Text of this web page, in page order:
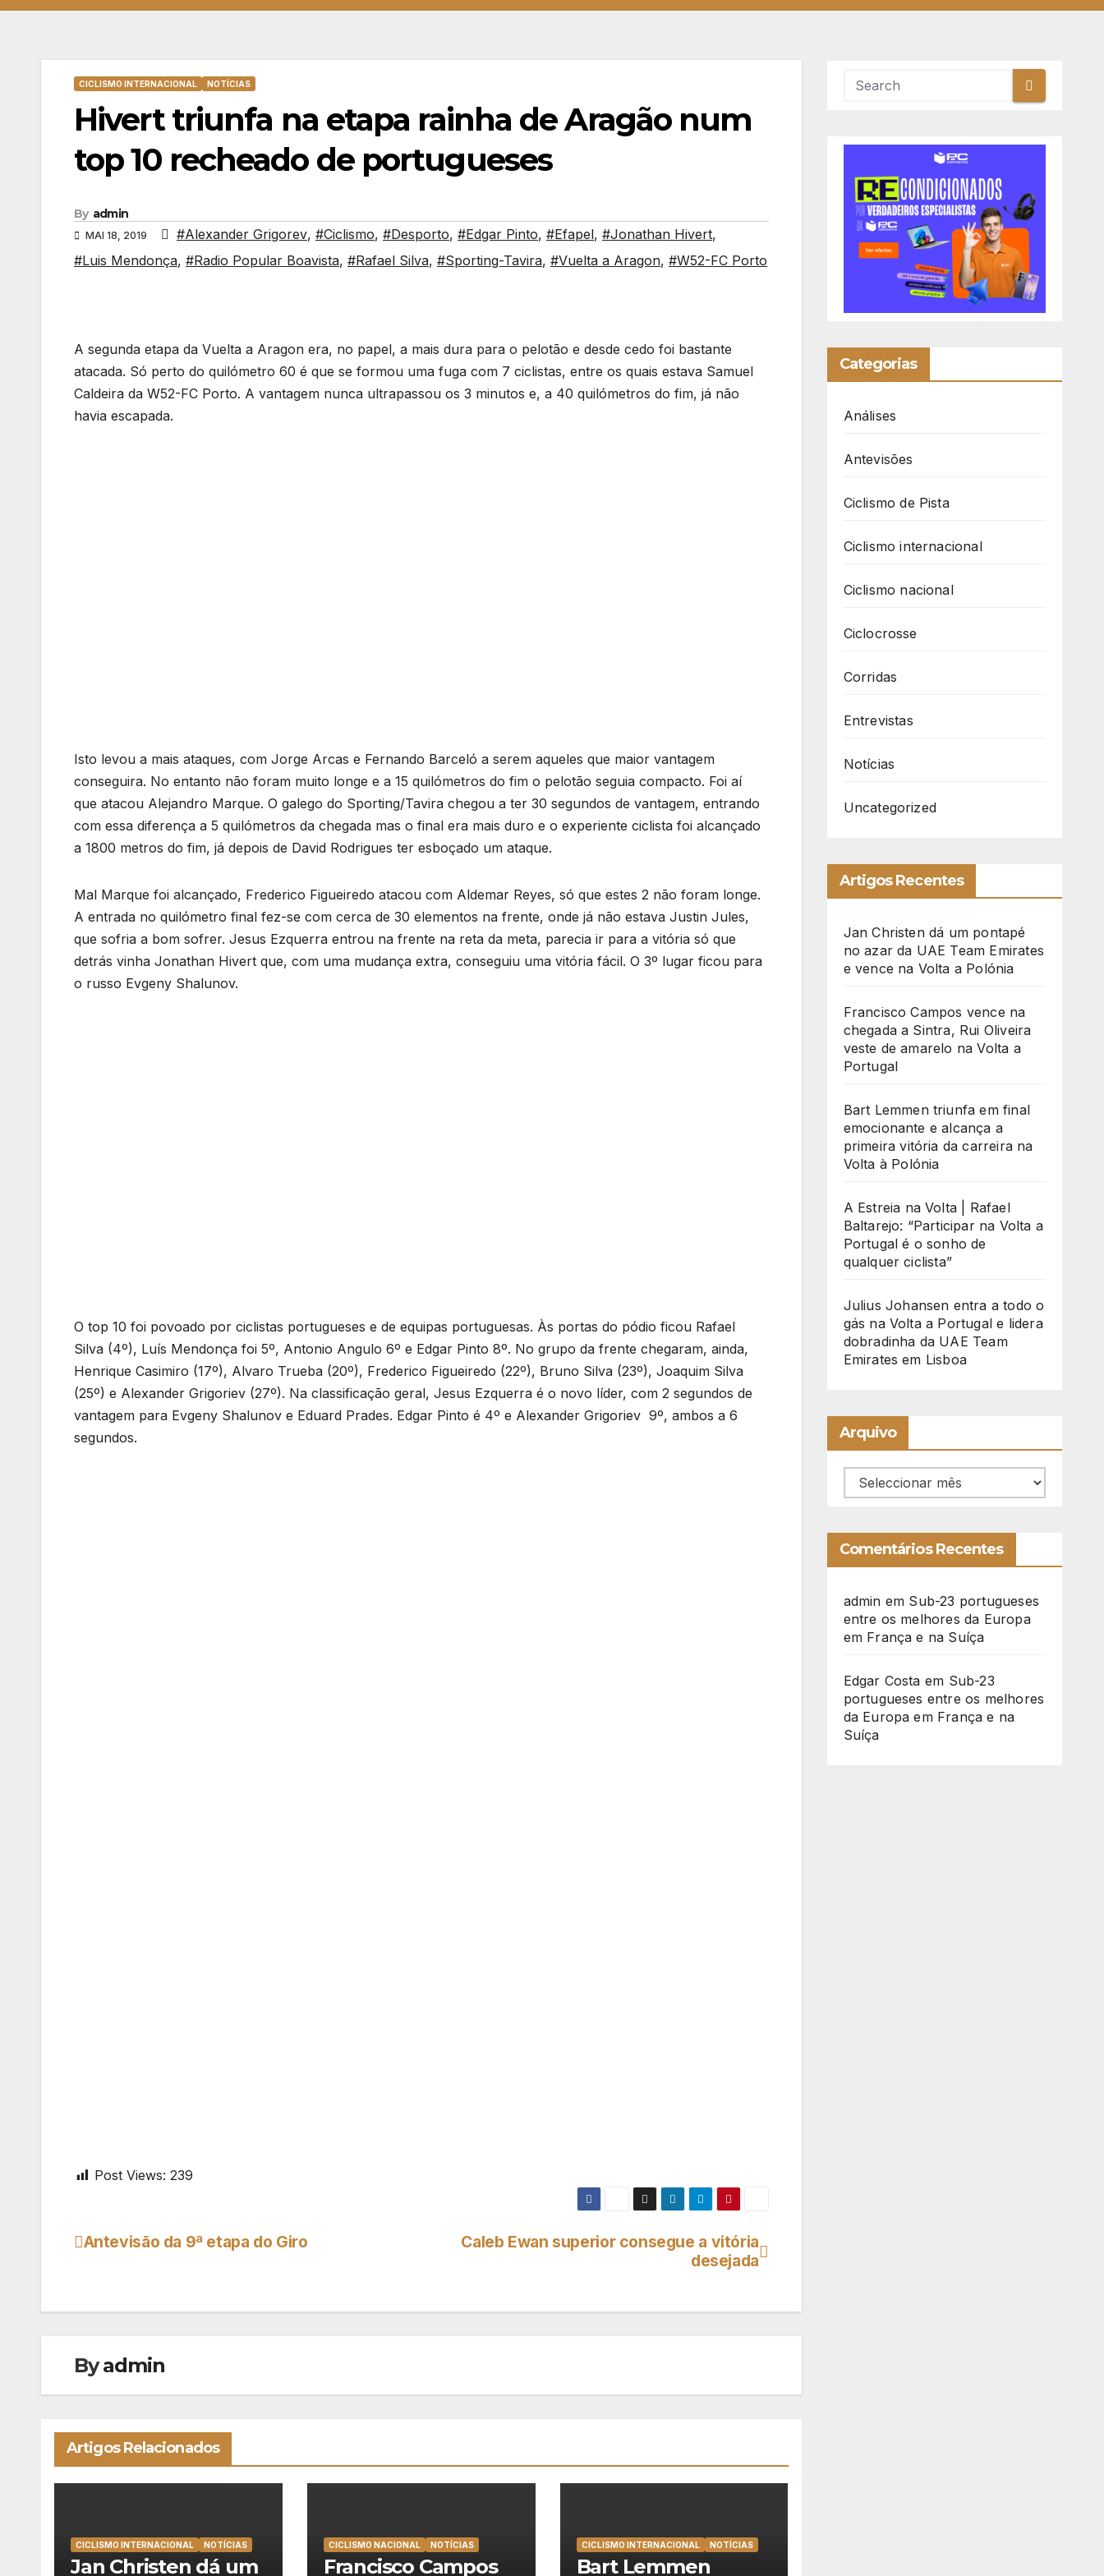
CICLISMO INTERNACIONAL NOTÍCIAS
Hivert triunfa na etapa rainha de Aragão num
top 10 recheado de portugueses
By admin
MAI 18, 2019 #Alexander Grigorev, #Ciclismo, #Desporto, #Edgar Pinto, #Efapel, #Jonathan Hivert,
#Luis Mendonça, #Radio Popular Boavista, #Rafael Silva, #Sporting-Tavira, #Vuelta a Aragon, #W52-FC Porto
A segunda etapa da Vuelta a Aragon era, no papel, a mais dura para o pelotão e desde cedo foi bastante
atacada. Só perto do quilómetro 60 é que se formou uma fuga com 7 ciclistas, entre os quais estava Samuel
Caldeira da W52-FC Porto. A vantagem nunca ultrapassou os 3 minutos e, a 40 quilómetros do fim, já não
havia escapada.
Isto levou a mais ataques, com Jorge Arcas e Fernando Barceló a serem aqueles que maior vantagem
conseguira. No entanto não foram muito longe e a 15 quilómetros do fim o pelotão seguia compacto. Foi aí
que atacou Alejandro Marque. O galego do Sporting/Tavira chegou a ter 30 segundos de vantagem, entrando
com essa diferença a 5 quilómetros da chegada mas o final era mais duro e o experiente ciclista foi alcançado
a 1800 metros do fim, já depois de David Rodrigues ter esboçado um ataque.
Mal Marque foi alcançado, Frederico Figueiredo atacou com Aldemar Reyes, só que estes 2 não foram longe.
A entrada no quilómetro final fez-se com cerca de 30 elementos na frente, onde já não estava Justin Jules,
que sofria a bom sofrer. Jesus Ezquerra entrou na frente na reta da meta, parecia ir para a vitória só que
detrás vinha Jonathan Hivert que, com uma mudança extra, conseguiu uma vitória fácil. O 3º lugar ficou para
o russo Evgeny Shalunov.
O top 10 foi povoado por ciclistas portugueses e de equipas portuguesas. Às portas do pódio ficou Rafael
Silva (4º), Luís Mendonça foi 5º, Antonio Angulo 6º e Edgar Pinto 8º. No grupo da frente chegaram, ainda,
Henrique Casimiro (17º), Alvaro Trueba (20º), Frederico Figueiredo (22º), Bruno Silva (23º), Joaquim Silva
(25º) e Alexander Grigoriev (27º). Na classificação geral, Jesus Ezquerra é o novo líder, com 2 segundos de
vantagem para Evgeny Shalunov e Eduard Prades. Edgar Pinto é 4º e Alexander Grigoriev 9º, ambos a 6
segundos.
Post Views: 239
Navegação
artigos
Caleb Ewan superior consegue a vitória
desejada
Antevisão da 9ª etapa do Giro
Byadmin
Artigos Relacionados
CICLISMO INTERNACIONAL NOTÍCIAS
Jan Christen dá um
CICLISMO NACIONAL NOTÍCIAS
Francisco Campos
CICLISMO INTERNACIONAL NOTÍCIAS
Bart Lemmen
Categorias
Análises
Antevisões
Ciclismo de Pista
Ciclismo internacional
Ciclismo nacional
Ciclocrosse
Corridas
Entrevistas
Notícias
Uncategorized
Artigos Recentes
Jan Christen dá um pontapé
no azar da UAE Team Emirates
e vence na Volta a Polónia
Francisco Campos vence na
chegada a Sintra, Rui Oliveira
veste de amarelo na Volta a
Portugal
Bart Lemmen triunfa em final
emocionante e alcança a
primeira vitória da carreira na
Volta à Polónia
A Estreia na Volta | Rafael
Baltarejo: “Participar na Volta a
Portugal é o sonho de
qualquer ciclista”
Julius Johansen entra a todo o
gás na Volta a Portugal e lidera
dobradinha da UAE Team
Emirates em Lisboa
Arquivo
Arquivo
Comentários Recentes
admin em Sub-23 portugueses
entre os melhores da Europa
em França e na Suíça
Edgar Costa em Sub-23
portugueses entre os melhores
da Europa em França e na
Suíça